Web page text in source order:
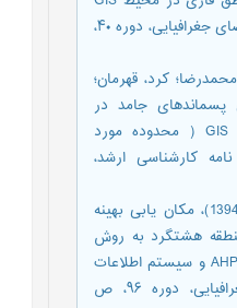
مطالعه موردی: شهر زنجان، فضای جغرافیایی، دوره ۴۰،
کرد، قهرمان؛
پسماندهای جامد در
نواحی شهری با استفاده از GIS ( محدوده مورد
کارشناسی ارشد،
- یمانی. م.، علی زاده. ش.، (1394)، مکان یابی بهینه
هشتگرد به روش
فرایند تحلیل سلسله مراتبی (AHP و سیستم اطلاعات
جغرافیایی(GIS)، اطلاعات جغرافیایی، دوره ۹۶، ص